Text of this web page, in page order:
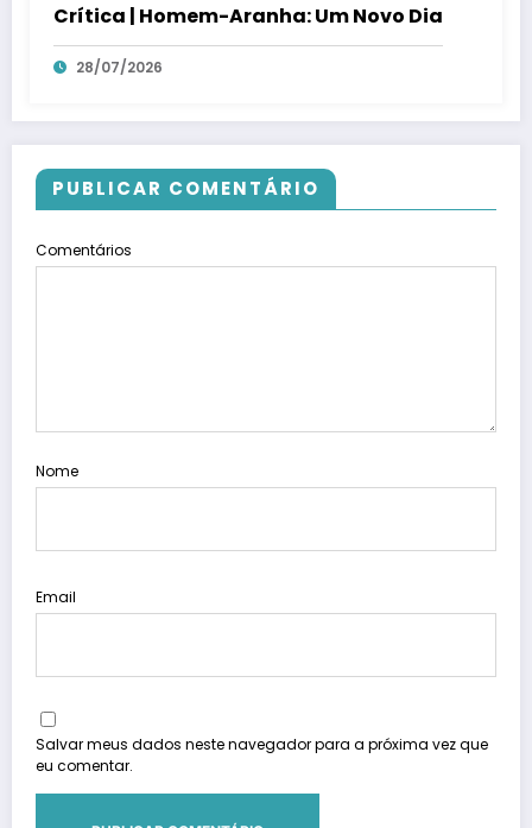
Crítica | Homem-Aranha: Um Novo Dia
28/07/2026
PUBLICAR COMENTÁRIO
Comentários
Nome
Email
Salvar meus dados neste navegador para a próxima vez que
eu comentar.